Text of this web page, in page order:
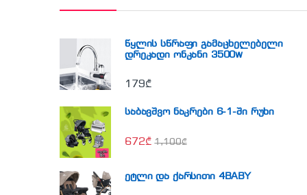
წყლის სწრაფი გამაცხელებელი
დრეკადი ონკანი 3500w
179₾
საბავშვო ნაკრები 6-1-ში რუხი
672₾ 1,100₾
ეტლი და ქარსითი 4BABY